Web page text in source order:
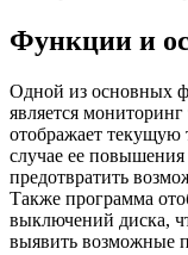
Функции и
Одной из основных
является
отображает текущую
случае ее повышения
предотвратить
Также программа
выключений диска,
выявить возможные